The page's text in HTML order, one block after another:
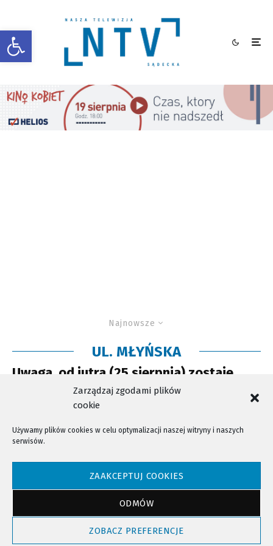
Otwórz pasek narzędzi
Zarządzaj zgodami plików
cookie
Używamy plików cookies w celu optymalizacji naszej witryny i naszych
serwisów.
ZAAKCEPTUJ COOKIES
ODMÓW
ZOBACZ PREFERENCJE
Najnowsze
UL. MŁYŃSKA
Uwaga, od jutra (25 sierpnia) zostaje
zamknięta ul. Młyńska
NTV - Nasza Telewizja Sądecka © 2023 Wszystkie prawa zastrzeżone!
Powrót do góry